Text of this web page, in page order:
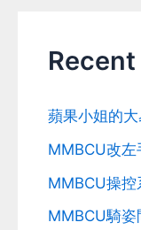
蘋果小姐的
MMBCU改左
MMBCU操控
MMBCU騎姿